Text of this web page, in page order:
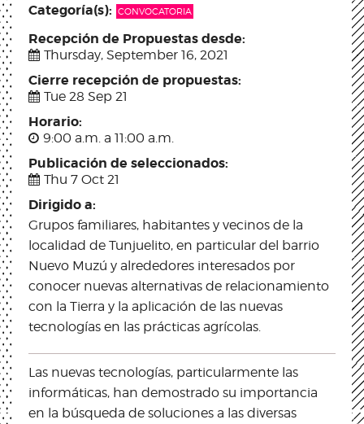
Categoría(s): CONVOCATORIA
Recepción de Propuestas desde:
Thursday, September 16, 2021
Cierre recepción de propuestas:
Tue 28 Sep 21
Horario:
9:00 a.m. a 11:00 a.m.
Publicación de seleccionados:
Thu 7 Oct 21
Dirigido a:
Grupos familiares, habitantes y vecinos de la
localidad de Tunjuelito, en particular del barrio
Nuevo Muzú y alrededores interesados por
conocer nuevas alternativas de relacionamiento
con la Tierra y la aplicación de las nuevas
tecnologías en las prácticas agrícolas.
Las nuevas tecnologías, particularmente las
informáticas, han demostrado su importancia
en la búsqueda de soluciones a las diversas